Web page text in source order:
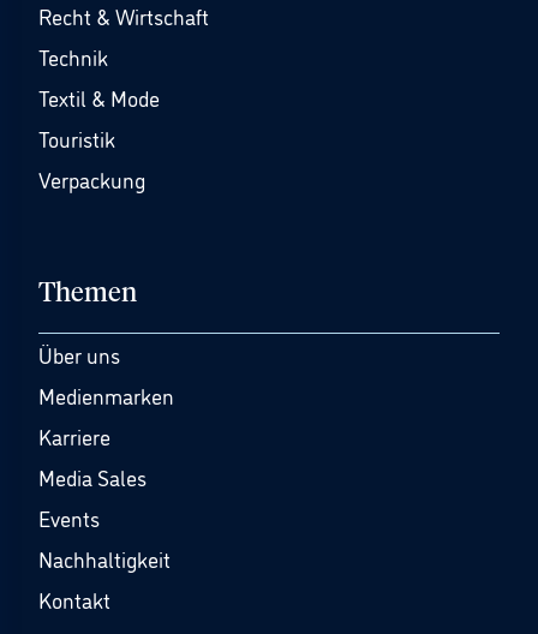
Recht & Wirtschaft
Technik
Textil & Mode
Touristik
Verpackung
Themen
Über uns
Medienmarken
Karriere
Media Sales
Events
Nachhaltigkeit
Kontakt